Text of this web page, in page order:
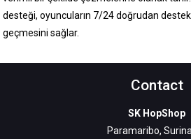
desteği, oyuncuların 7/24 doğrudan
geçmesini sağlar.
Contact
SK HopShop
Paramaribo,